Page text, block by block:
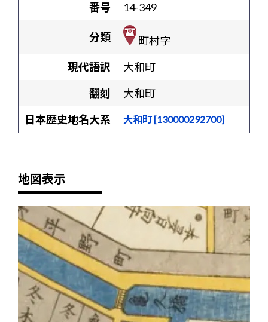
番号
14-349
分類
町村字
現代語訳
大和町
翻刻
大和町
日本歴史地名大系
大和町 [130000292700]
地図表示
+
-